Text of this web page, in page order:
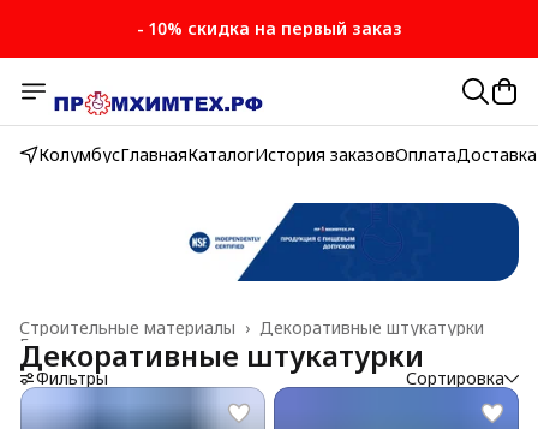
- 10% скидка на первый заказ
КолумбусГлавнаяКаталогИстория заказовОплатаДоставка
Декоративные штукатурки
Строительные материалы ›
Главная
Декоративные штукатурки
Фильтры Сортировка